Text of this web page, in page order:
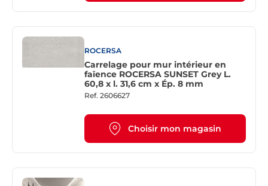
ROCERSA
Carrelage pour mur intérieur en
faïence ROCERSA SUNSET Grey L.
60,8 x l. 31,6 cm x Ép. 8 mm
Ref. 2606627
Choisir mon magasin